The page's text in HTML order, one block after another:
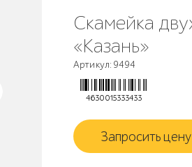
Скамейка двухсторонняя
«Казань»
Артикул: 9494
4630015333433
Запросить цену